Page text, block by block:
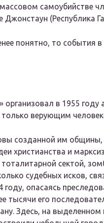
самоубийстве
(Республика
понятно, то события
в 1955 году
верующим
созданной им
христианства и
сектой,
судебных исков,
опасаясь
тысячи его
Здесь, на выделенном